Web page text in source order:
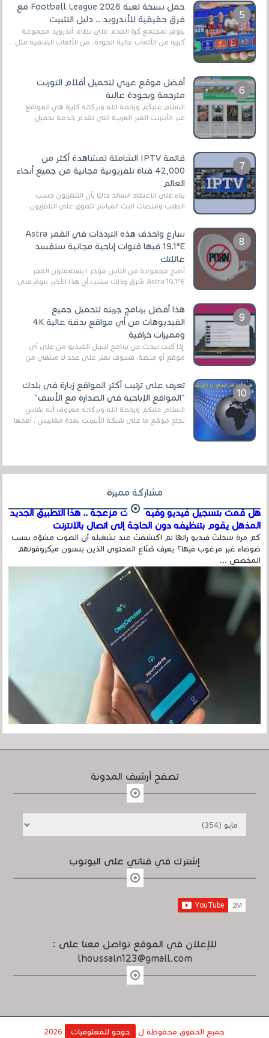
حمل نسخة لعبة Football League 2026 مع
فرق حقيقية للأندرويد .. دليل التثبيت
يتوفر لمجتمع كرة القدم على نظام أندرويد مجموعة
كبيرة من الألعاب عالية الجودة. من الألعاب الرسمية مثل
أفضل موقع عربي لتحميل أفلام التورنت
مترجمة وبجودة عالية
السلام عليكم ورحمة الله وبركاته كثيرة هي المواقع
عبر الأنترنت الغير العربية التي تقدم خدمة تحميل
الأفلام على التورنت ، ومعظم هذه المواقع ل...
قائمة IPTV الشاملة لمشاهدة أكثر من
42,000 قناة تلفزيونية مجانية من جميع أنحاء
العالم
بناءً على الاعتقاد السائد حاليًا بأن التلفزيون حسب
الطلب ومنصات البث المباشر تتفوق على التلفزيون
الرقمي الأرضي التقليدي، يُعدّ IPTV-org خيار...
سارع واحذف هذه الترددات في القمر Astra
19.1°E فبها قنوات إباحية مجانية ستفسد
عائلتك
أصبح مجموعة من الناس مؤخر ا يستعملون القمر
Astra 19.1°E شرق وذلك بسبب أن هذا الأخير يتوفرعلى
هذا أفضل برنامج جربته لتحميل جميع
الفيديوهات من أي مواقع بدقة عالية 4K
ومميزات خرافية
إذا كنت تبحث عن برنامج لتنزيل الفيديو من على أي
موقع أو منصة، فسوف تعثر على عدد لا منتهي من
تعرف على ترتيب أكثر المواقع زيارة في بلدك
"المواقع الإباحية في الصدارة مع الأسف"
السلام عليكم ورحمة الله وبركاته معروف أنه يقاس
نجاح موقع ما على شبكة الأنترنت بعدة مقاييس ، أهمها
مشاركة مميزة
هل قمت بتسجيل فيديو وفيه أصوت مزعجة .. هذا التطبيق الجديد
المذهل يقوم بتنظيفه دون الحاجة إلى اتصال بالإنترنت
كم مرة سجلتَ فيديو رائعًا ثم اكتشفتَ عند تشغيله أن الصوت مشوّه بسبب
ضوضاء غير مرغوب فيها؟ يعرف صُنّاع المحتوى الذين ينسون ميكروفونهم
المخصص ...
تصفح أرشيف المدونة
إشترك في قناتي على اليوتوب
للإعلان في الموقع تواصل معنا على :
lhoussain123@gmail.com
جميع الحقوق محفوظة ل حوحو للمعلوميات